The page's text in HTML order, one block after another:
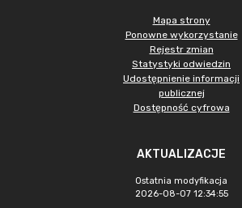
Mapa strony
Ponowne wykorzystanie
Rejestr zmian
Statystyki odwiedzin
Udostępnienie informacji
publicznej
Dostępność cyfrowa
AKTUALIZACJE
Ostatnia modyfikacja
2026-08-07 12:34:55